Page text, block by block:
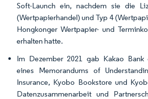
Soft-Launch ein, nachdem sie die
(Wertpapierhandel) und Typ 4
Hongkonger Wertpapier- und
erhalten hatte.
Im Dezember 2021 gab Kakao Bank
eines Memorandums of
Insurance, Kyobo Bookstore und
Datenzusammenarbeit und